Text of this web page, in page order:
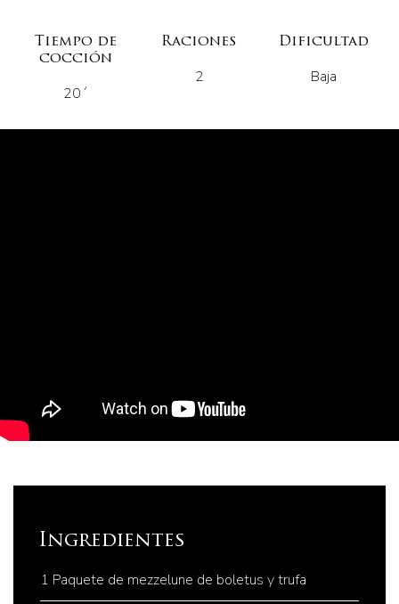
Tiempo de
cocción
20´
Raciones
2
Dificultad
Baja
Ingredientes
1 Paquete de mezzelune de boletus y trufa